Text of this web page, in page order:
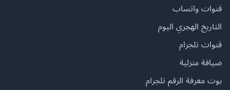
قنوات واتساب
التاريخ الهجري اليوم
قنوات تلجرام
ضيافة منزلية
بوت معرفة الرقم تلجرام